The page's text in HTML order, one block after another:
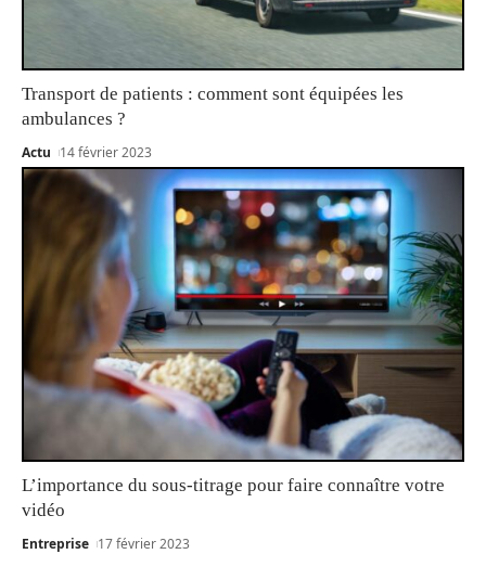
Transport de patients : comment sont équipées les
ambulances ?
Actu 14 février 2023
L’importance du sous-titrage pour faire connaître votre
vidéo
Entreprise 17 février 2023